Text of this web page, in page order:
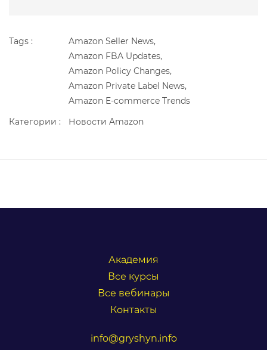
Tags :
Amazon Seller News,
Amazon FBA Updates,
Amazon Policy Changes,
Amazon Private Label News,
Amazon E-commerce Trends
Категории :
Новости Amazon
Академия
Все курсы
Все вебинары
Контакты
info@gryshyn.info